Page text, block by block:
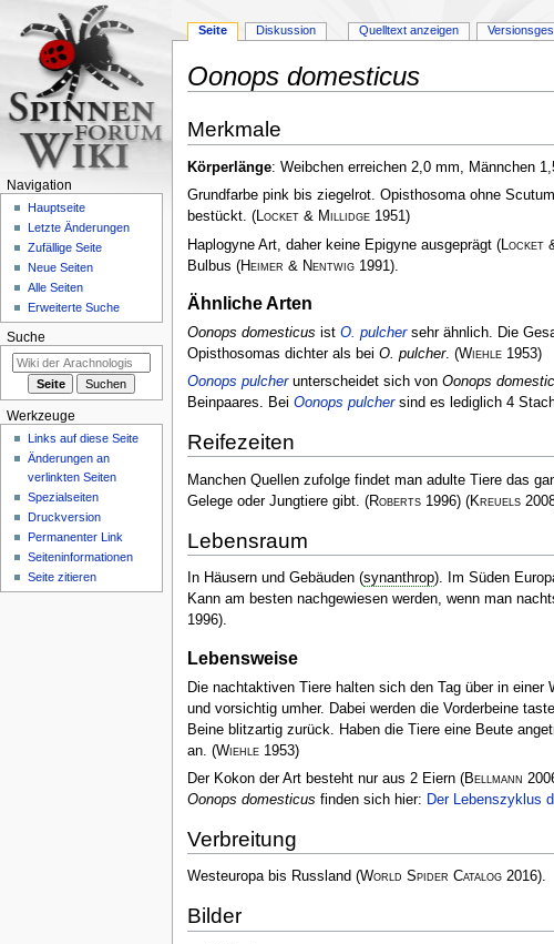
Oonops domesticus
Navigation
springen
Suche
springen
Merkmale
Körperlänge: Weibchen erreichen 2,0 mm, Männchen
Grundfarbe pink bis ziegelrot. Opisthosoma ohne
bestückt. (Locket & Millidge1951)
Haplogyne Art, daher keine Epigyne ausgeprägt (Locket
Bulbus (Heimer & Nentwig1991).
Ähnliche Arten
Oonops domesticus ist O. pulchersehr ähnlich. Die
Opisthosomas dichter als bei O. pulcher. (Wiehle1953)
Oonops pulcherunterscheidet sich von Oonops
Beinpaares. Bei Oonops pulchersind es lediglich 4
Reifezeiten
Manchen Quellen zufolge findet man adulte Tiere das
Gelege oder Jungtiere gibt. (Roberts1996) (Kreuels
Lebensraum
In Häusern und Gebäuden (synanthrop). Im Süden
Kann am besten nachgewiesen werden, wenn man
1996).
Lebensweise
Die nachtaktiven Tiere halten sich den Tag über in
und vorsichtig umher. Dabei werden die Vorderbeine
Beine blitzartig zurück. Haben die Tiere eine Beute
an. (Wiehle1953)
Der Kokon der Art besteht nur aus 2 Eiern (Bellmann
Oonops domesticus finden sich hier: Der Lebenszyklus
Verbreitung
Westeuropa bis Russland (World Spider Catalog2016).
Bilder
Seite Diskussion Quelltext anzeigen
Navigation
Hauptseite
Letzte Änderungen
Zufällige Seite
Neue Seiten
Alle Seiten
Erweiterte Suche
Suche
Werkzeuge
Links auf diese Seite
Änderungen an
verlinkten Seiten
Spezialseiten
Druckversion
Permanenter Link
Seiten­­informationen
Seite zitieren